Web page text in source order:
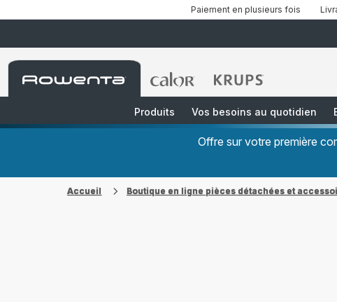
Paiement en plusieurs fois
Accueil
Rowenta
Accueil
Accueil
Produits
Vos besoins au quotidien
Offre sur votre première
Accueil Boutique en ligne pièces détachées et